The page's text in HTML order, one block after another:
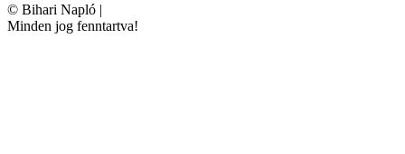
© Bihari Napló |
Minden jog fenntartva!